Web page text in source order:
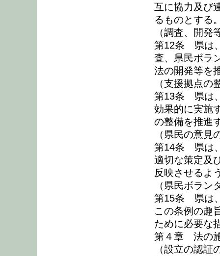
互に協力及び
るものとする
（調査、開発
第12条 県は
査、県民ボラ
法の開発等を
（支援拠点の
第13条 県は
効果的に実施
の整備を推進
（県民の意見
第14条 県は
適切な策定及
反映させるよ
（県民ボラ
第15条 県は
この条例の趣
ために必要な
第４章 法の
（設立の認証